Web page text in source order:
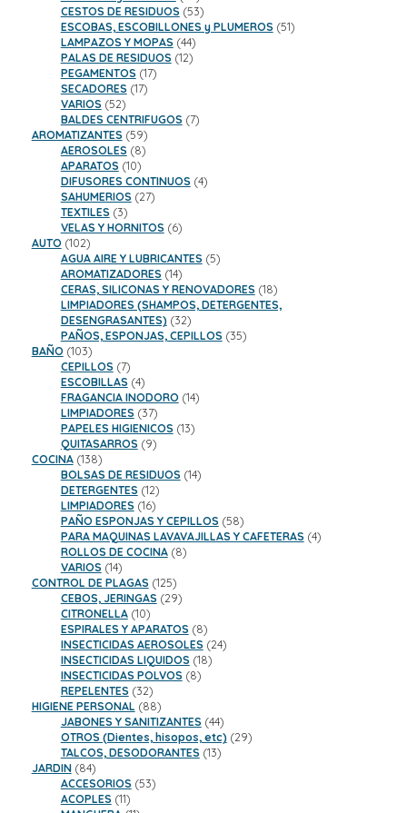
productos
CESTOS DE RESIDUOS 5353
productos
ESCOBAS, ESCOBILLONES y PLUMEROS 5151
LAMPAZOS Y MOPAS 4444
productos
PALAS DE RESIDUOS 1212
PEGAMENTOS 1717
SECADORES 1717
VARIOS 5252
productos
BALDES CENTRIFUGOS 77
AROMATIZANTES 5959
productos
AEROSOLES 88
productos
APARATOS 1010
productos
DIFUSORES CONTINUOS 44
SAHUMERIOS 2727
TEXTILES 33
productos
VELAS Y HORNITOS 66
AUTO 102102
productos
AGUA AIRE Y LUBRICANTES 55
AROMATIZADORES 1414
productos
CERAS, SILICONAS Y RENOVADORES 1818
productos
LIMPIADORES (SHAMPOS, DETERGENTES,
DESENGRASANTES) 3232
productos
PAÑOS, ESPONJAS, CEPILLOS 3535
BAÑO 103103
productos
CEPILLOS 77
productos
ESCOBILLAS 44
productos
FRAGANCIA INODORO 1414
LIMPIADORES 3737
productos
PAPELES HIGIENICOS 1313
QUITASARROS 99
COCINA 138138
productos
BOLSAS DE RESIDUOS 1414
DETERGENTES 1212
productos
LIMPIADORES 1616
productos
PAÑO ESPONJAS Y CEPILLOS 5858
productos
PARA MAQUINAS LAVAVAJILLAS Y CAFETERAS 44
ROLLOS DE COCINA 88
VARIOS 1414
productos
CONTROL DE PLAGAS 125125
productos
CEBOS, JERINGAS 2929
CITRONELLA 1010
productos
ESPIRALES Y APARATOS 88
productos
INSECTICIDAS AEROSOLES 2424
INSECTICIDAS LIQUIDOS 1818
INSECTICIDAS POLVOS 88
REPELENTES 3232
productos
HIGIENE PERSONAL 8888
productos
JABONES Y SANITIZANTES 4444
productos
OTROS (Dientes, hisopos, etc) 2929
TALCOS, DESODORANTES 1313
JARDIN 8484
productos
ACCESORIOS 5353
ACOPLES 1111